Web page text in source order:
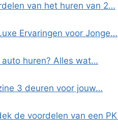
van het huren van 2…
Ervaringen voor Jonge…
huren? Alles wat…
3 deuren voor jouw…
de voordelen van een